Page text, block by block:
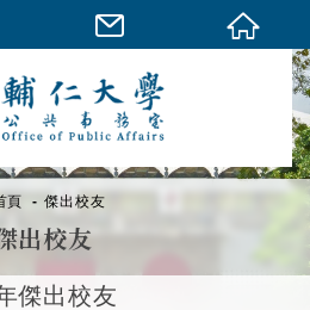
頁 傑出校友
出校友
傑出校友